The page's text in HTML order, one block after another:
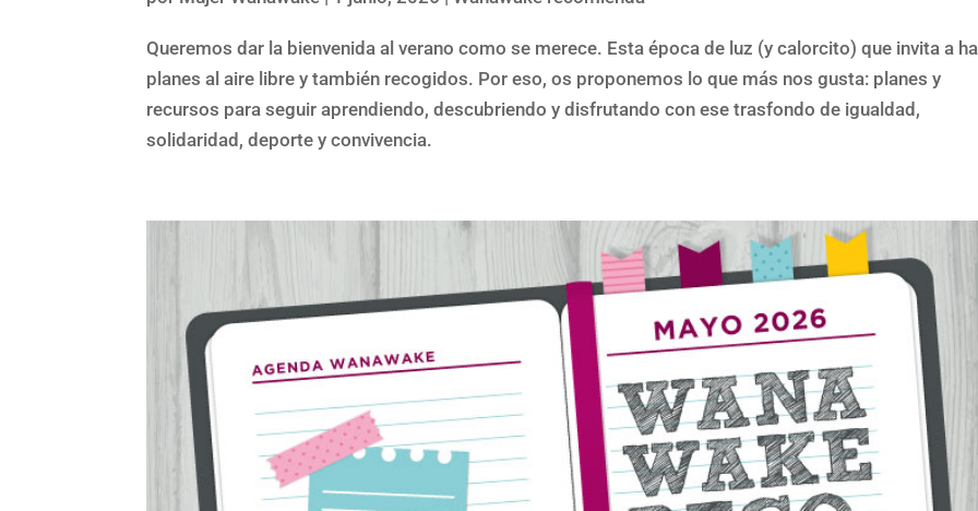
Queremos dar la bienvenida al verano como se merece. Esta época de luz (y calorcito) que invita a
planes al aire libre y también recogidos. Por eso, os proponemos lo que más nos gusta: planes y
recursos para seguir aprendiendo, descubriendo y disfrutando con ese trasfondo de igualdad,
solidaridad, deporte y convivencia.